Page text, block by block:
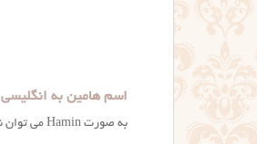
اسم هامین به انگلیسی
به صورت Hamin می توان نوشت. البته در مورد نوشتار واژگان فارسی در سایر زبان ها هرگز نمی توان قطعی نظر داد.